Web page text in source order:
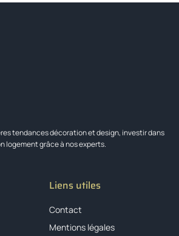
tendances décoration et design, investir dans
logement grâce à nos experts.
Liens utiles
Contact
Mentions légales